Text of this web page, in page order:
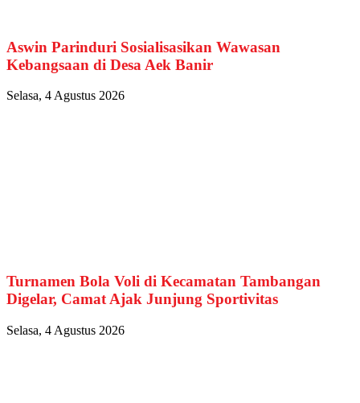
Aswin Parinduri Sosialisasikan Wawasan
Kebangsaan di Desa Aek Banir
Selasa, 4 Agustus 2026
Turnamen Bola Voli di Kecamatan Tambangan
Digelar, Camat Ajak Junjung Sportivitas
Selasa, 4 Agustus 2026